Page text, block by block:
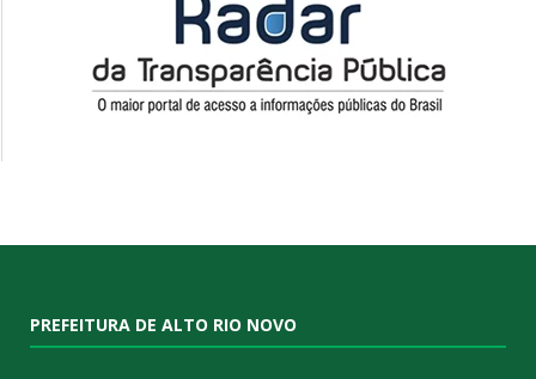
PREFEITURA DE ALTO RIO NOVO